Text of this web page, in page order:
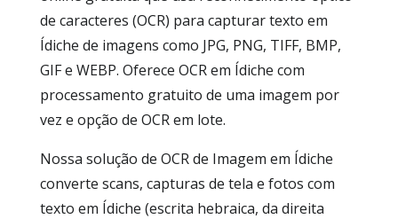
de caracteres (OCR) para capturar texto em
Ídiche de imagens como JPG, PNG, TIFF, BMP,
GIF e WEBP. Oferece OCR em Ídiche com
processamento gratuito de uma imagem por
vez e opção de OCR em lote.
Nossa solução de OCR de Imagem em Ídiche
converte scans, capturas de tela e fotos com
texto em Ídiche (escrita hebraica, da direita